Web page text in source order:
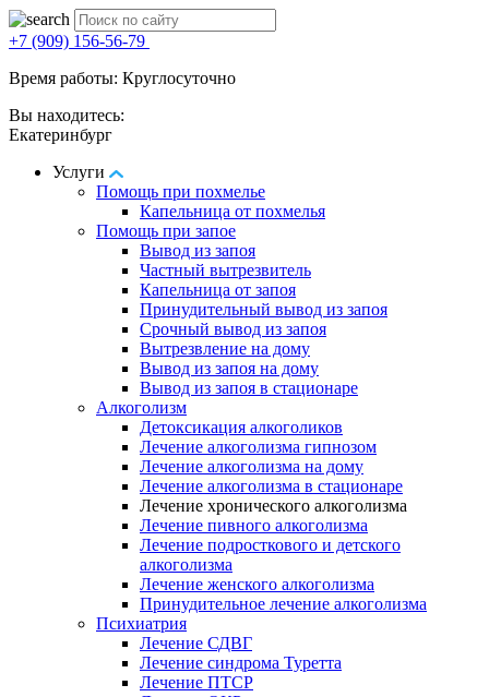
+7 (909) 156-56-79
Время работы: Круглосуточно
Вы находитесь:
Екатеринбург
Услуги
Помощь при похмелье
Капельница от похмелья
Помощь при запое
Вывод из запоя
Частный вытрезвитель
Капельница от запоя
Принудительный вывод из запоя
Срочный вывод из запоя
Вытрезвление на дому
Вывод из запоя на дому
Вывод из запоя в стационаре
Алкоголизм
Детоксикация алкоголиков
Лечение алкоголизма гипнозом
Лечение алкоголизма на дому
Лечение алкоголизма в стационаре
Лечение хронического алкоголизма
Лечение пивного алкоголизма
Лечение подросткового и детского
алкоголизма
Лечение женского алкоголизма
Принудительное лечение алкоголизма
Психиатрия
Лечение СДВГ
Лечение синдрома Туретта
Лечение ПТСР